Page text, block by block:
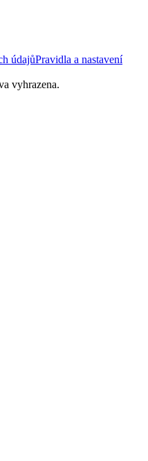
údajůPravidla a nastavení
vyhrazena.